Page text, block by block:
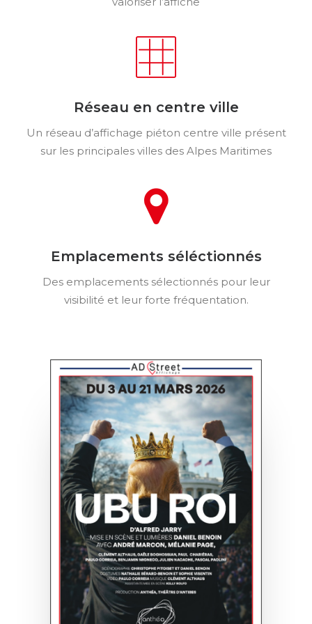
Réseau en centre ville
Un réseau d’affichage piéton centre ville présent
sur les principales villes des Alpes Maritimes
Emplacements séléctionnés
Des emplacements sélectionnés pour leur
visibilité et leur forte fréquentation.